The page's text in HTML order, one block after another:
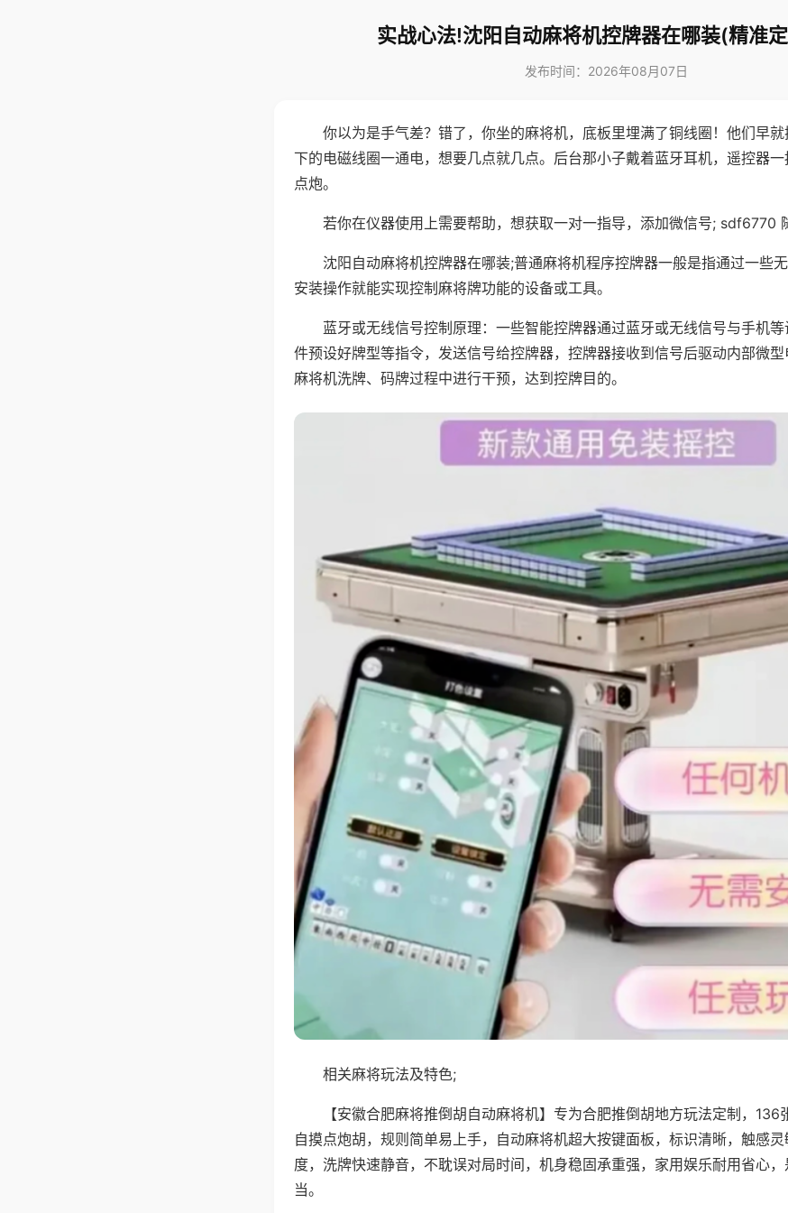
实战心法!沈阳自动麻将机控牌器在哪装(精准
发布时间：2026年08月07日
你以为是手气差？错了，你坐的麻将机，底板里埋满了铜线圈！他们早
下的电磁线圈一通电，想要几点就几点。后台那小子戴着蓝牙耳机，遥控器一
点炮。
若你在仪器使用上需要帮助，想获取一对一指导，添加微信号; sdf6770
沈阳自动麻将机控牌器在哪装;普通麻将机程序控牌器一般是指通过一些
安装操作就能实现控制麻将牌功能的设备或工具。
蓝牙或无线信号控制原理：一些智能控牌器通过蓝牙或无线信号与手机
件预设好牌型等指令，发送信号给控牌器，控牌器接收到信号后驱动内部微
麻将机洗牌、码牌过程中进行干预，达到控牌目的。
相关麻将玩法及特色;
【安徽合肥麻将推倒胡自动麻将机】专为合肥推倒胡地方玩法定制，136
自摸点炮胡，规则简单易上手，自动麻将机超大按键面板，标识清晰，触感
度，洗牌快速静音，不耽误对局时间，机身稳固承重强，家用娱乐耐用省心
当。